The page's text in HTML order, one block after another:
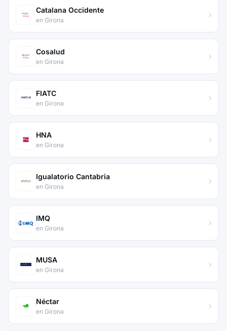
Catalana Occidente
en Girona
Cosalud
en Girona
FIATC
en Girona
HNA
en Girona
Igualatorio Cantabria
en Girona
IMQ
en Girona
MUSA
en Girona
Néctar
en Girona